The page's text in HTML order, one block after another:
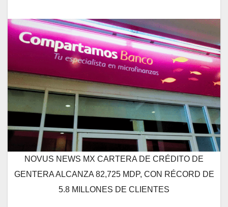
NOVUS NEWS MX CARTERA DE CRÉDITO DE
GENTERA ALCANZA 82,725 MDP, CON RÉCORD DE
5.8 MILLONES DE CLIENTES